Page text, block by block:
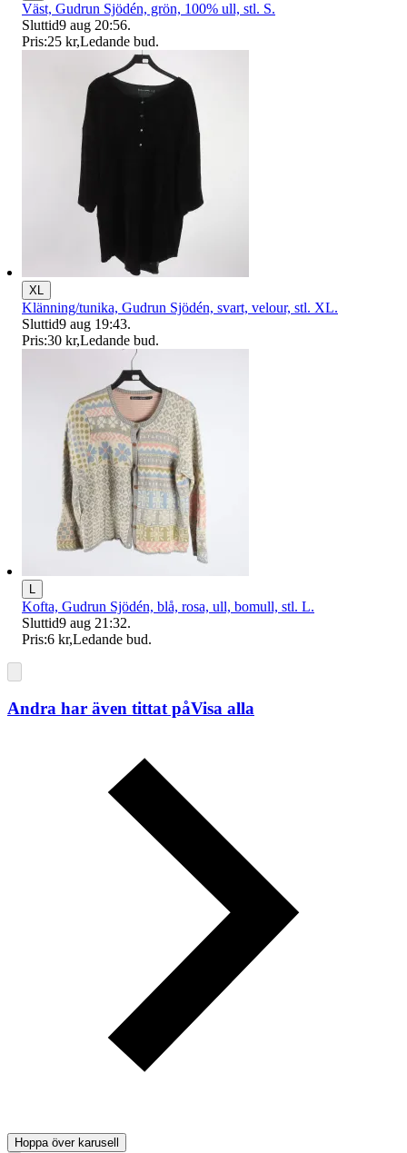
Väst, Gudrun Sjödén, grön, 100% ull, stl. S.
Sluttid9 aug 20:56.
Pris:25 kr,Ledande bud.
XL
Klänning/tunika, Gudrun Sjödén, svart, velour, stl. XL.
Sluttid9 aug 19:43.
Pris:30 kr,Ledande bud.
L
Kofta, Gudrun Sjödén, blå, rosa, ull, bomull, stl. L.
Sluttid9 aug 21:32.
Pris:6 kr,Ledande bud.
Andra har även tittat påVisa alla
Hoppa över karusell